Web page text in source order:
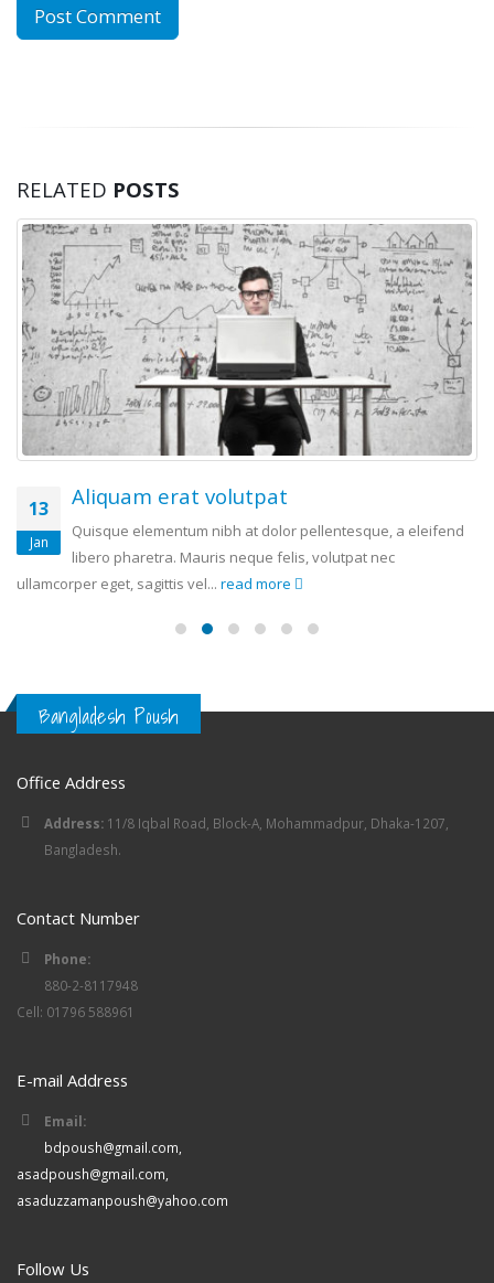
RELATED POSTS
13
Jan
Aliquam erat volutpat
Quisque elementum nibh at dolor pellentesque, a eleifend
libero pharetra. Mauris neque felis, volutpat nec
ullamcorper eget, sagittis vel... read more
Bangladesh Poush
Office Address
Address: 11/8 Iqbal Road, Block-A, Mohammadpur, Dhaka-1207,
Bangladesh.
Contact Number
Phone:
880-2-8117948
Cell: 01796 588961
E-mail Address
Email:
bdpoush@gmail.com,
asadpoush@gmail.com,
asaduzzamanpoush@yahoo.com
Follow Us